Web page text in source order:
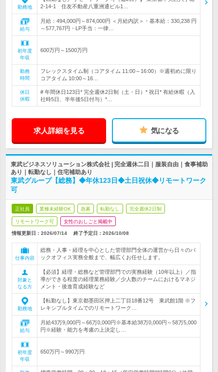
勤務地
2-14-1 住友不動産八重洲通ビル1…
給与
月給：494,000円～874,000円 ＜月給内訳＞・基本給：330,238 円
～577,767円・LP手当：一律…
初年度
年収
600万円～1500万円
勤務
時間
フレックスタイム制（コアタイム 11:00～16:00）※週初めに限り
コアタイム 10:00～16…
休日
休暇
# 年間休日123日* 完全週休2日制（土・日）* 祝日* 有給休暇（入
社時5日、半年後5日付与）*…
求人詳細を見る 気になる
東武ビジネスソリューション株式会社 | 完全週休二日｜服装自由｜食事補助
あり｜転勤なし｜住宅補助あり
東武グループ【総務】◆年休123日◆土日祝休◆リモートワーク
可
正社員 業種未経験OK 急募 転勤なし 完全週休2日制
リモートワーク可 女性のおしごと掲載中
情報更新日：2026/07/14 終了予定日： 2026/10/08
仕事内容
総務・人事・経理を中心とした管理部門全体の運営から日々のバ
ックオフィス実務全般まで、幅広くお任せします。
対象と
なる方
【必須】経理・総務など管理部門での実務経験（10年以上）／指
導ができる程度の経理業務経験／少人数のチームにおけるマネジ
メント・後進育成経験など
勤務地
【転勤なし】東京都墨田区押上二丁目18番12号 東武館1階 ※フ
レキシブルタイムでのリモートワーク…
給与
月給43万9,000円～66万0,000円※基本給38万0,000円～58万5,000
円※経験・能力を考慮の上決定し…
初年度
年収
650万円～990万円